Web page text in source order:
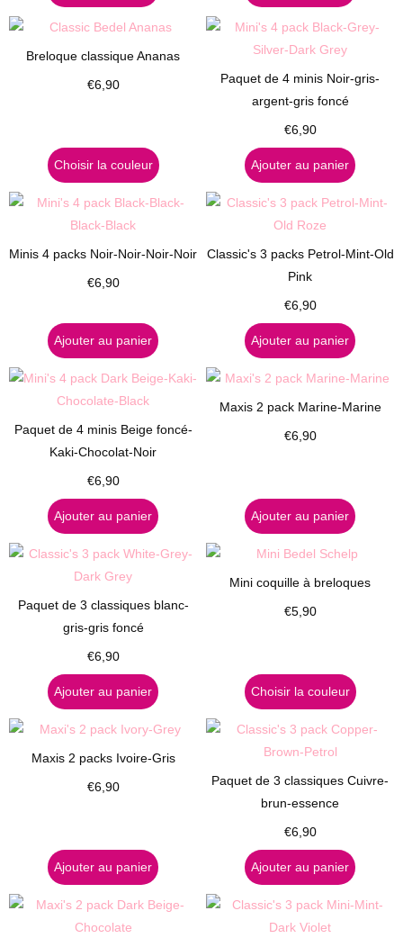
Breloque classique Ananas
€6,90
Choisir la couleur
Paquet de 4 minis Noir-gris-
argent-gris foncé
€6,90
Ajouter au panier
Minis 4 packs Noir-Noir-Noir-Noir
€6,90
Ajouter au panier
Classic's 3 packs Petrol-Mint-Old
Pink
€6,90
Ajouter au panier
Paquet de 4 minis Beige foncé-
Kaki-Chocolat-Noir
€6,90
Ajouter au panier
Maxis 2 pack Marine-Marine
€6,90
Ajouter au panier
Paquet de 3 classiques blanc-
gris-gris foncé
€6,90
Ajouter au panier
Mini coquille à breloques
€5,90
Choisir la couleur
Maxis 2 packs Ivoire-Gris
€6,90
Ajouter au panier
Paquet de 3 classiques Cuivre-
brun-essence
€6,90
Ajouter au panier